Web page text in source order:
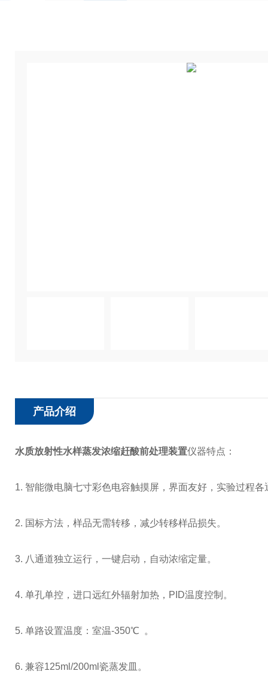
产品介绍
水质放射性水样蒸发浓缩赶酸前处理装置仪器特点：
1. 智能微电脑七寸彩色电容触摸屏，界面友好，实验过程
2. 国标方法，样品无需转移，减少转移样品损失。
3. 八通道独立运行，一键启动，自动浓缩定量。
4. 单孔单控，进口远红外辐射加热，PID温度控制。
5. 单路设置温度：室温-350℃ 。
6. 兼容125ml/200ml瓷蒸发皿。